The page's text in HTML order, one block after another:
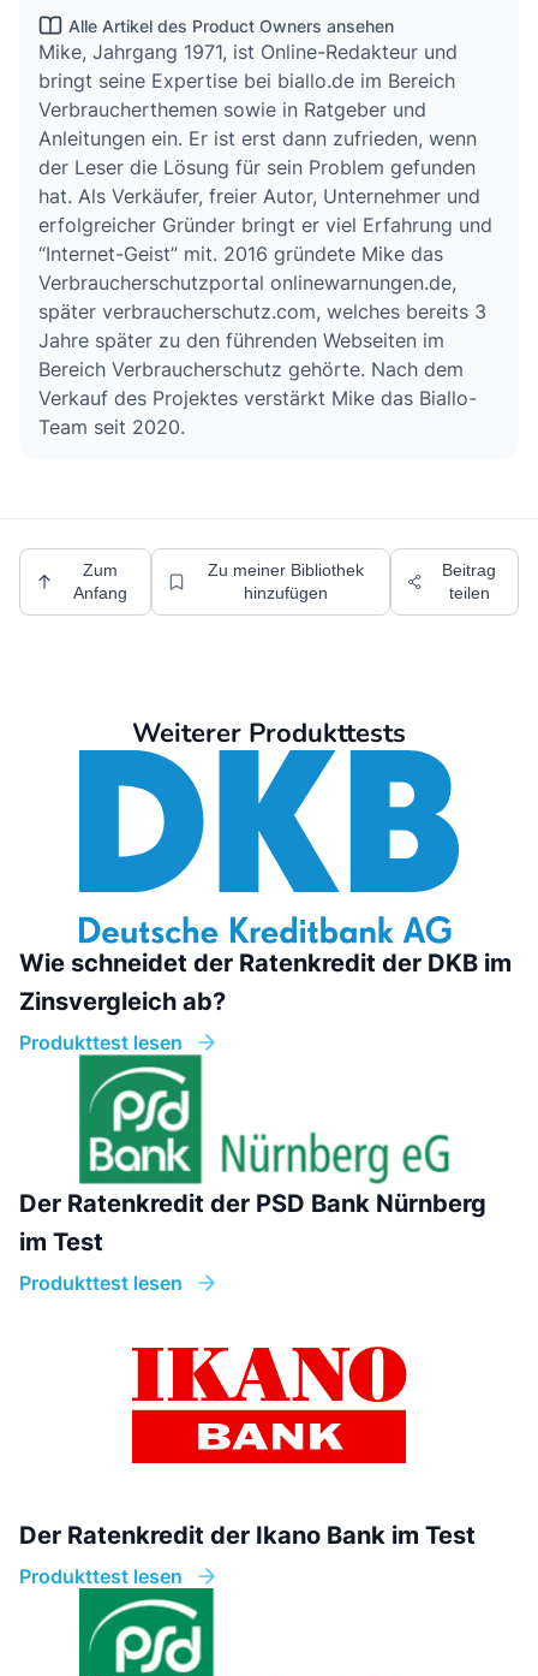
Alle Artikel des Product Owners ansehen
Mike, Jahrgang 1971, ist Online-Redakteur und
bringt seine Expertise bei biallo.de im Bereich
Verbraucherthemen sowie in Ratgeber und
Anleitungen ein. Er ist erst dann zufrieden, wenn
der Leser die Lösung für sein Problem gefunden
hat. Als Verkäufer, freier Autor, Unternehmer und
erfolgreicher Gründer bringt er viel Erfahrung und
“Internet-Geist” mit. 2016 gründete Mike das
Verbraucherschutzportal onlinewarnungen.de,
später verbraucherschutz.com, welches bereits 3
Jahre später zu den führenden Webseiten im
Bereich Verbraucherschutz gehörte. Nach dem
Verkauf des Projektes verstärkt Mike das Biallo-
Team seit 2020.
Zum
Anfang
Zu meiner Bibliothek
hinzufügen
Beitrag
teilen
Weiterer Produkttests
Wie schneidet der Ratenkredit der DKB im
Zinsvergleich ab?
Produkttest lesen
Der Ratenkredit der PSD Bank Nürnberg
im Test
Produkttest lesen
Der Ratenkredit der Ikano Bank im Test
Produkttest lesen